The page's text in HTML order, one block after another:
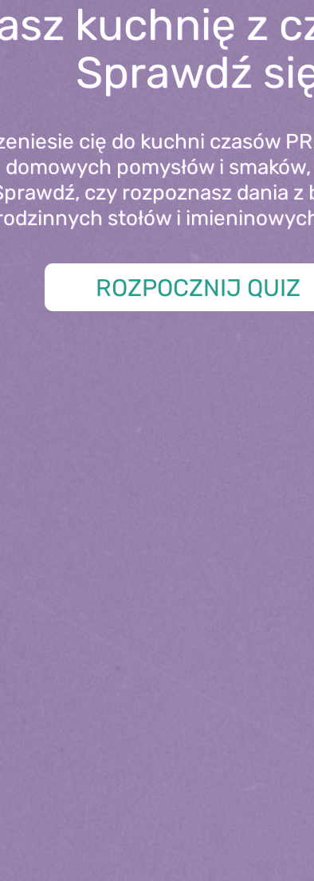
kuchnię z
Sprawdź
cię do kuchni czasów
domowych pomysłów i
czy rozpoznasz dania
stołów i
ROZPOCZNIJ QUIZ